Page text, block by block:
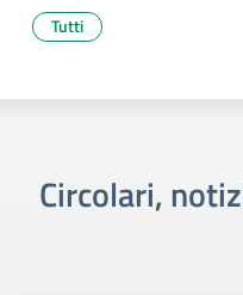
Tutti
Circolari,